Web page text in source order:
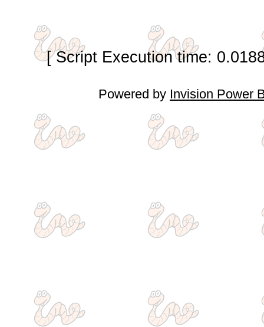
[ Script Execution time:
Powered by Invision Power